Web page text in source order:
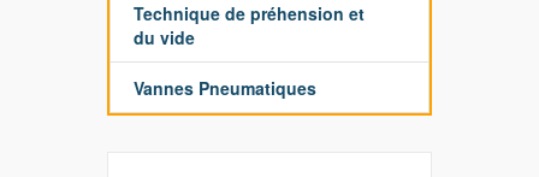
Technique de préhension et
du vide
Vannes Pneumatiques